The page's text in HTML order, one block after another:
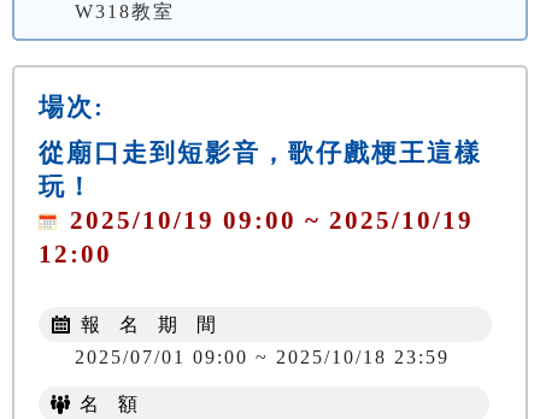
W318教室
場次:
從廟口走到短影音，歌仔戲梗王這樣
玩！
2025/10/19 09:00 ~ 2025/10/19
12:00
報 名 期 間
2025/07/01 09:00 ~ 2025/10/18 23:59
名 額